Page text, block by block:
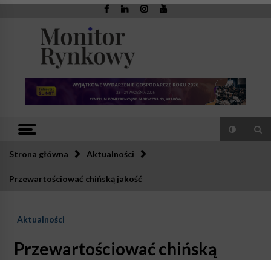
Skip
Monitor
Rynkowy
Strona główna Aktualności
Przewartościować chińską jakość
Aktualności
Przewartościować chińską